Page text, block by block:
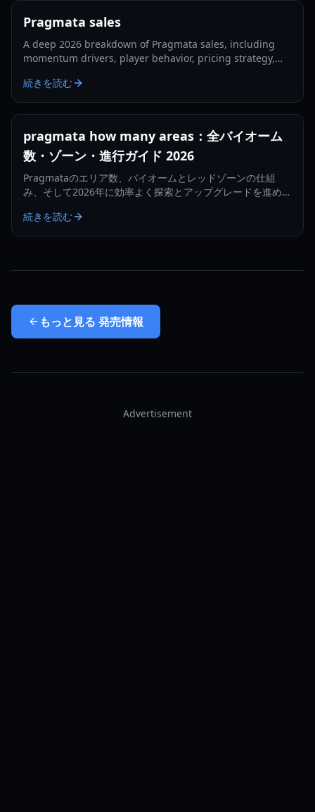
Pragmata sales
A deep 2026 breakdown of Pragmata sales, including
momentum drivers, player behavior, pricing strategy,
続きを読む
pragmata how many areas：全バイオーム
数・ゾーン・進行ガイド 2026
Pragmataのエリア数、バイオームとレッドゾーンの仕組
み、そして2026年に効率よく探索とアップグレードを進める
続きを読む
もっと見る 発売情報
Advertisement